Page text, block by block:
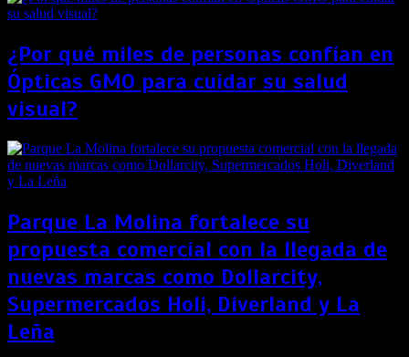
¿Por qué miles de personas confían en
Ópticas GMO para cuidar su salud
visual?
Parque La Molina fortalece su
propuesta comercial con la llegada de
nuevas marcas como Dollarcity,
Supermercados Holi, Diverland y La
Leña